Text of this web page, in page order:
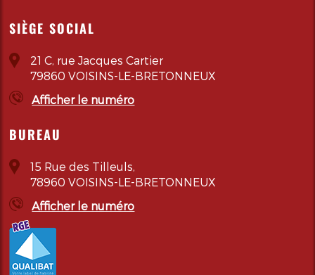
SIÈGE SOCIAL
21 C, rue Jacques Cartier
79860 VOISINS-LE-BRETONNEUX
Afficher le numéro
BUREAU
15 Rue des Tilleuls,
78960 VOISINS-LE-BRETONNEUX
Afficher le numéro